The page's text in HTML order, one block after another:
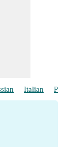
Italian